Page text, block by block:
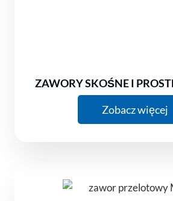
ZAWORY SKOŚNE I
Zobacz więcej